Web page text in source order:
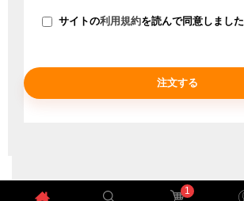
サイトの利用規約を読んで同意しました
注文する
1